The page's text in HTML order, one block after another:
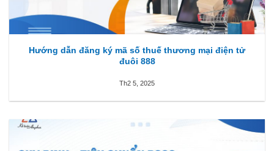
Hướng dẫn đăng ký mã số thuế thương mại điện tử
đuôi 888
Th2 5, 2025